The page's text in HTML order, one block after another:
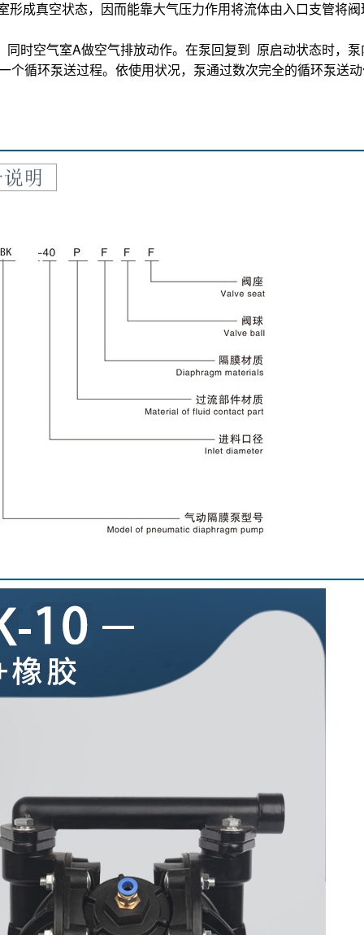
形成真空状态，因而能靠大气压力作用将流体由入口支管将阀
同时空气室A做空气排放动作。在泵回复到 原启动状态时，
循环泵送过程。依使用状况，泵通过数次完全的循环泵送